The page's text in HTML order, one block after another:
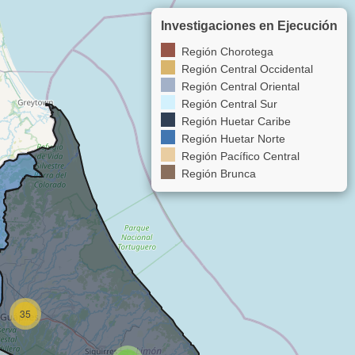
35
Investigaciones en Ejecución
Región Chorotega
Región Central Occidental
Región Central Oriental
Región Central Sur
Región Huetar Caribe
Región Huetar Norte
Región Pacífico Central
Región Brunca